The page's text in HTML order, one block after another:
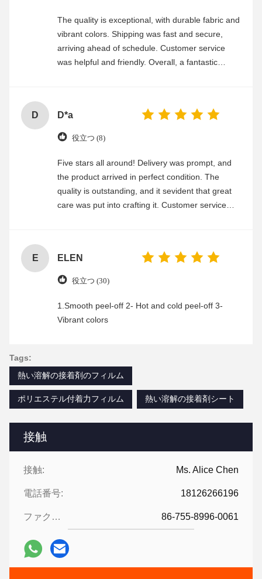
接触
接触: Ms. Alice Chen
電話番号: 18126266196
ファクシミリ: 86-755-8996-0061
The quality is exceptional, with durable fabric and
vibrant colors. Shipping was fast and secure,
arriving ahead of schedule. Customer service
was helpful and friendly. Overall, a fantastic
D D*a
役立つ (8)
Five stars all around! Delivery was prompt, and
the product arrived in perfect condition. The
quality is outstanding, and it sevident that great
care was put into crafting it. Customer service
E ELEN
役立つ (30)
1.Smooth peel-off 2- Hot and cold peel-off 3-
Vibrant colors
Tags:
熱い溶解の接着剤のフィルム
ポリエステル付着力フィルム 熱い溶解の接着剤シート